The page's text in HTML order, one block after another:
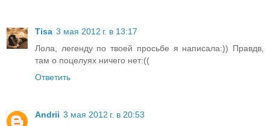
Tisa 3 мая 2012 г. в 13:17
Лола, легенду по твоей просьбе я написала:)) Правдв,
там о поцелуях ничего нет:((
Ответить
Andrii 3 мая 2012 г. в 20:53